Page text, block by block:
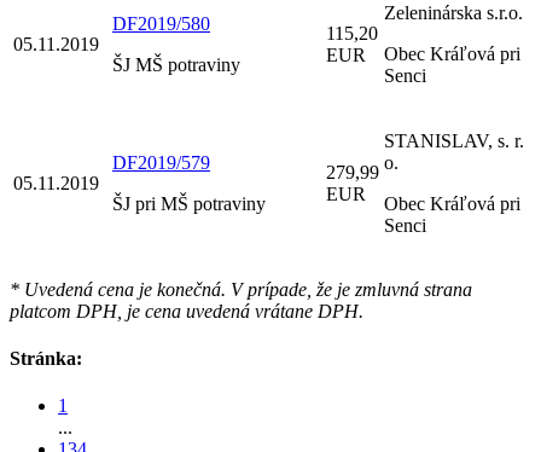
05.11.2019
DF2019/580
ŠJ MŠ potraviny
115,20
EUR
Zeleninárska s.r.o.
Obec Kráľová pri
Senci
05.11.2019
DF2019/579
ŠJ pri MŠ potraviny
279,99
EUR
STANISLAV, s. r.
o.
Obec Kráľová pri
Senci
* Uvedená cena je konečná. V prípade, že je zmluvná strana
platcom DPH, je cena uvedená vrátane DPH.
Stránka:
1
...